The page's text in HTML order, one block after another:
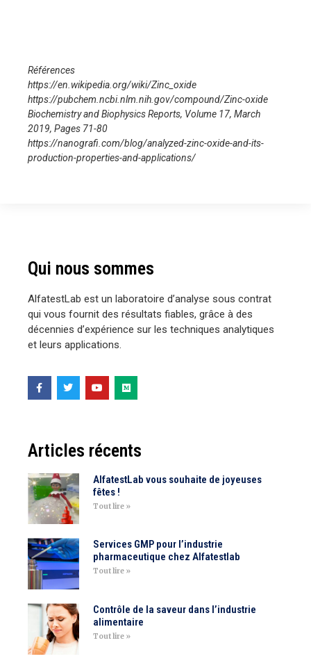
Références
https://en.wikipedia.org/wiki/Zinc_oxide
https://pubchem.ncbi.nlm.nih.gov/compound/Zinc-oxide
Biochemistry and Biophysics Reports, Volume 17, March
2019, Pages 71-80
https://nanografi.com/blog/analyzed-zinc-oxide-and-its-
production-properties-and-applications/
Qui nous sommes
AlfatestLab est un laboratoire d’analyse sous contrat
qui vous fournit des résultats fiables, grâce à des
décennies d’expérience sur les techniques analytiques
et leurs applications.
Articles récents
AlfatestLab vous souhaite de joyeuses
fêtes !
Tout lire »
Services GMP pour l’industrie
pharmaceutique chez Alfatestlab
Tout lire »
Contrôle de la saveur dans l’industrie
alimentaire
Tout lire »